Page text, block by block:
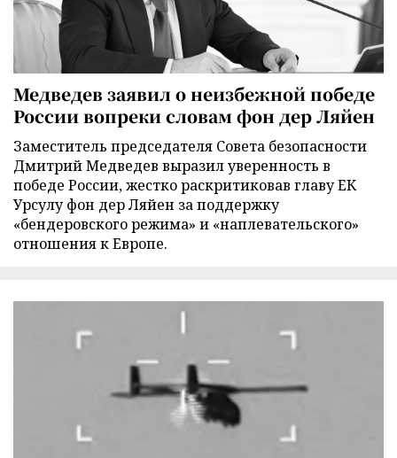
Медведев заявил о неизбежной победе
России вопреки словам фон дер Ляйен
Заместитель председателя Совета безопасности
Дмитрий Медведев выразил уверенность в
победе России, жестко раскритиковав главу ЕК
Урсулу фон дер Ляйен за поддержку
«бендеровского режима» и «наплевательского»
отношения к Европе.